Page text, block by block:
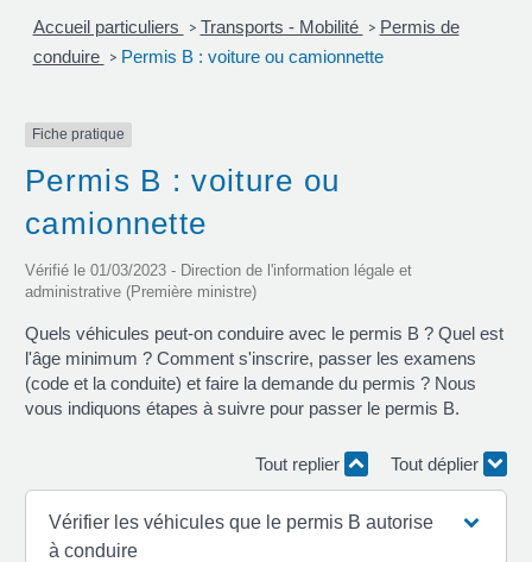
Accueil particuliers > Transports - Mobilité > Permis de
conduire > Permis B : voiture ou camionnette
Fiche pratique
Permis B : voiture ou
camionnette
Vérifié le 01/03/2023 - Direction de l'information légale et
administrative (Première ministre)
Quels véhicules peut-on conduire avec le permis B ? Quel est
l'âge minimum ? Comment s'inscrire, passer les examens
(code et la conduite) et faire la demande du permis ? Nous
vous indiquons étapes à suivre pour passer le permis B.
Tout replier Tout déplier
Vérifier les véhicules que le permis B autorise
à conduire